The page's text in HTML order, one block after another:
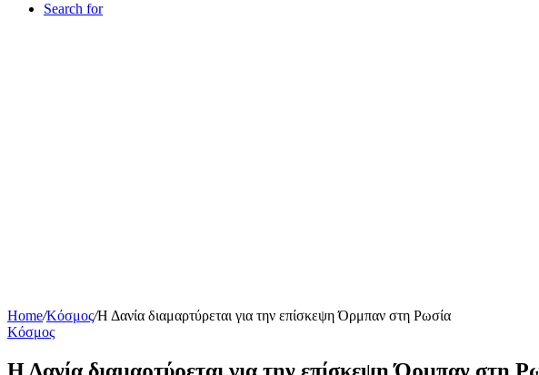
Search for
Home/Κόσμος/Η Δανία διαμαρτύρεται για την επίσκεψη Όρμπαν στη Ρωσία
Κόσμος